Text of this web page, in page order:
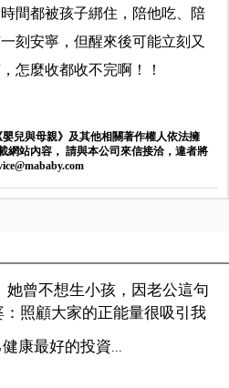
間都被孩子綁住，陪他吃、陪
刻安寧，但醒來後可能立刻又
怎麼收都收不完啊！！
兒與母親》及其他相關著作權人依法擁
網站內容， 請與本公司來信接洽，違者將
她曾不想生小孩，因老公這句
照顧大家的正能量很吸引我
康最好的投資...